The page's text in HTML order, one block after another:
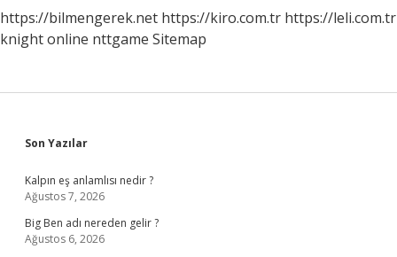
https://bilmengerek.net https://kiro.com.tr https://leli.com.tr
knight online nttgame Sitemap
Sidebar
Son Yazılar
Kalpın eş anlamlısı nedir ?
Ağustos 7, 2026
Big Ben adı nereden gelir ?
Ağustos 6, 2026